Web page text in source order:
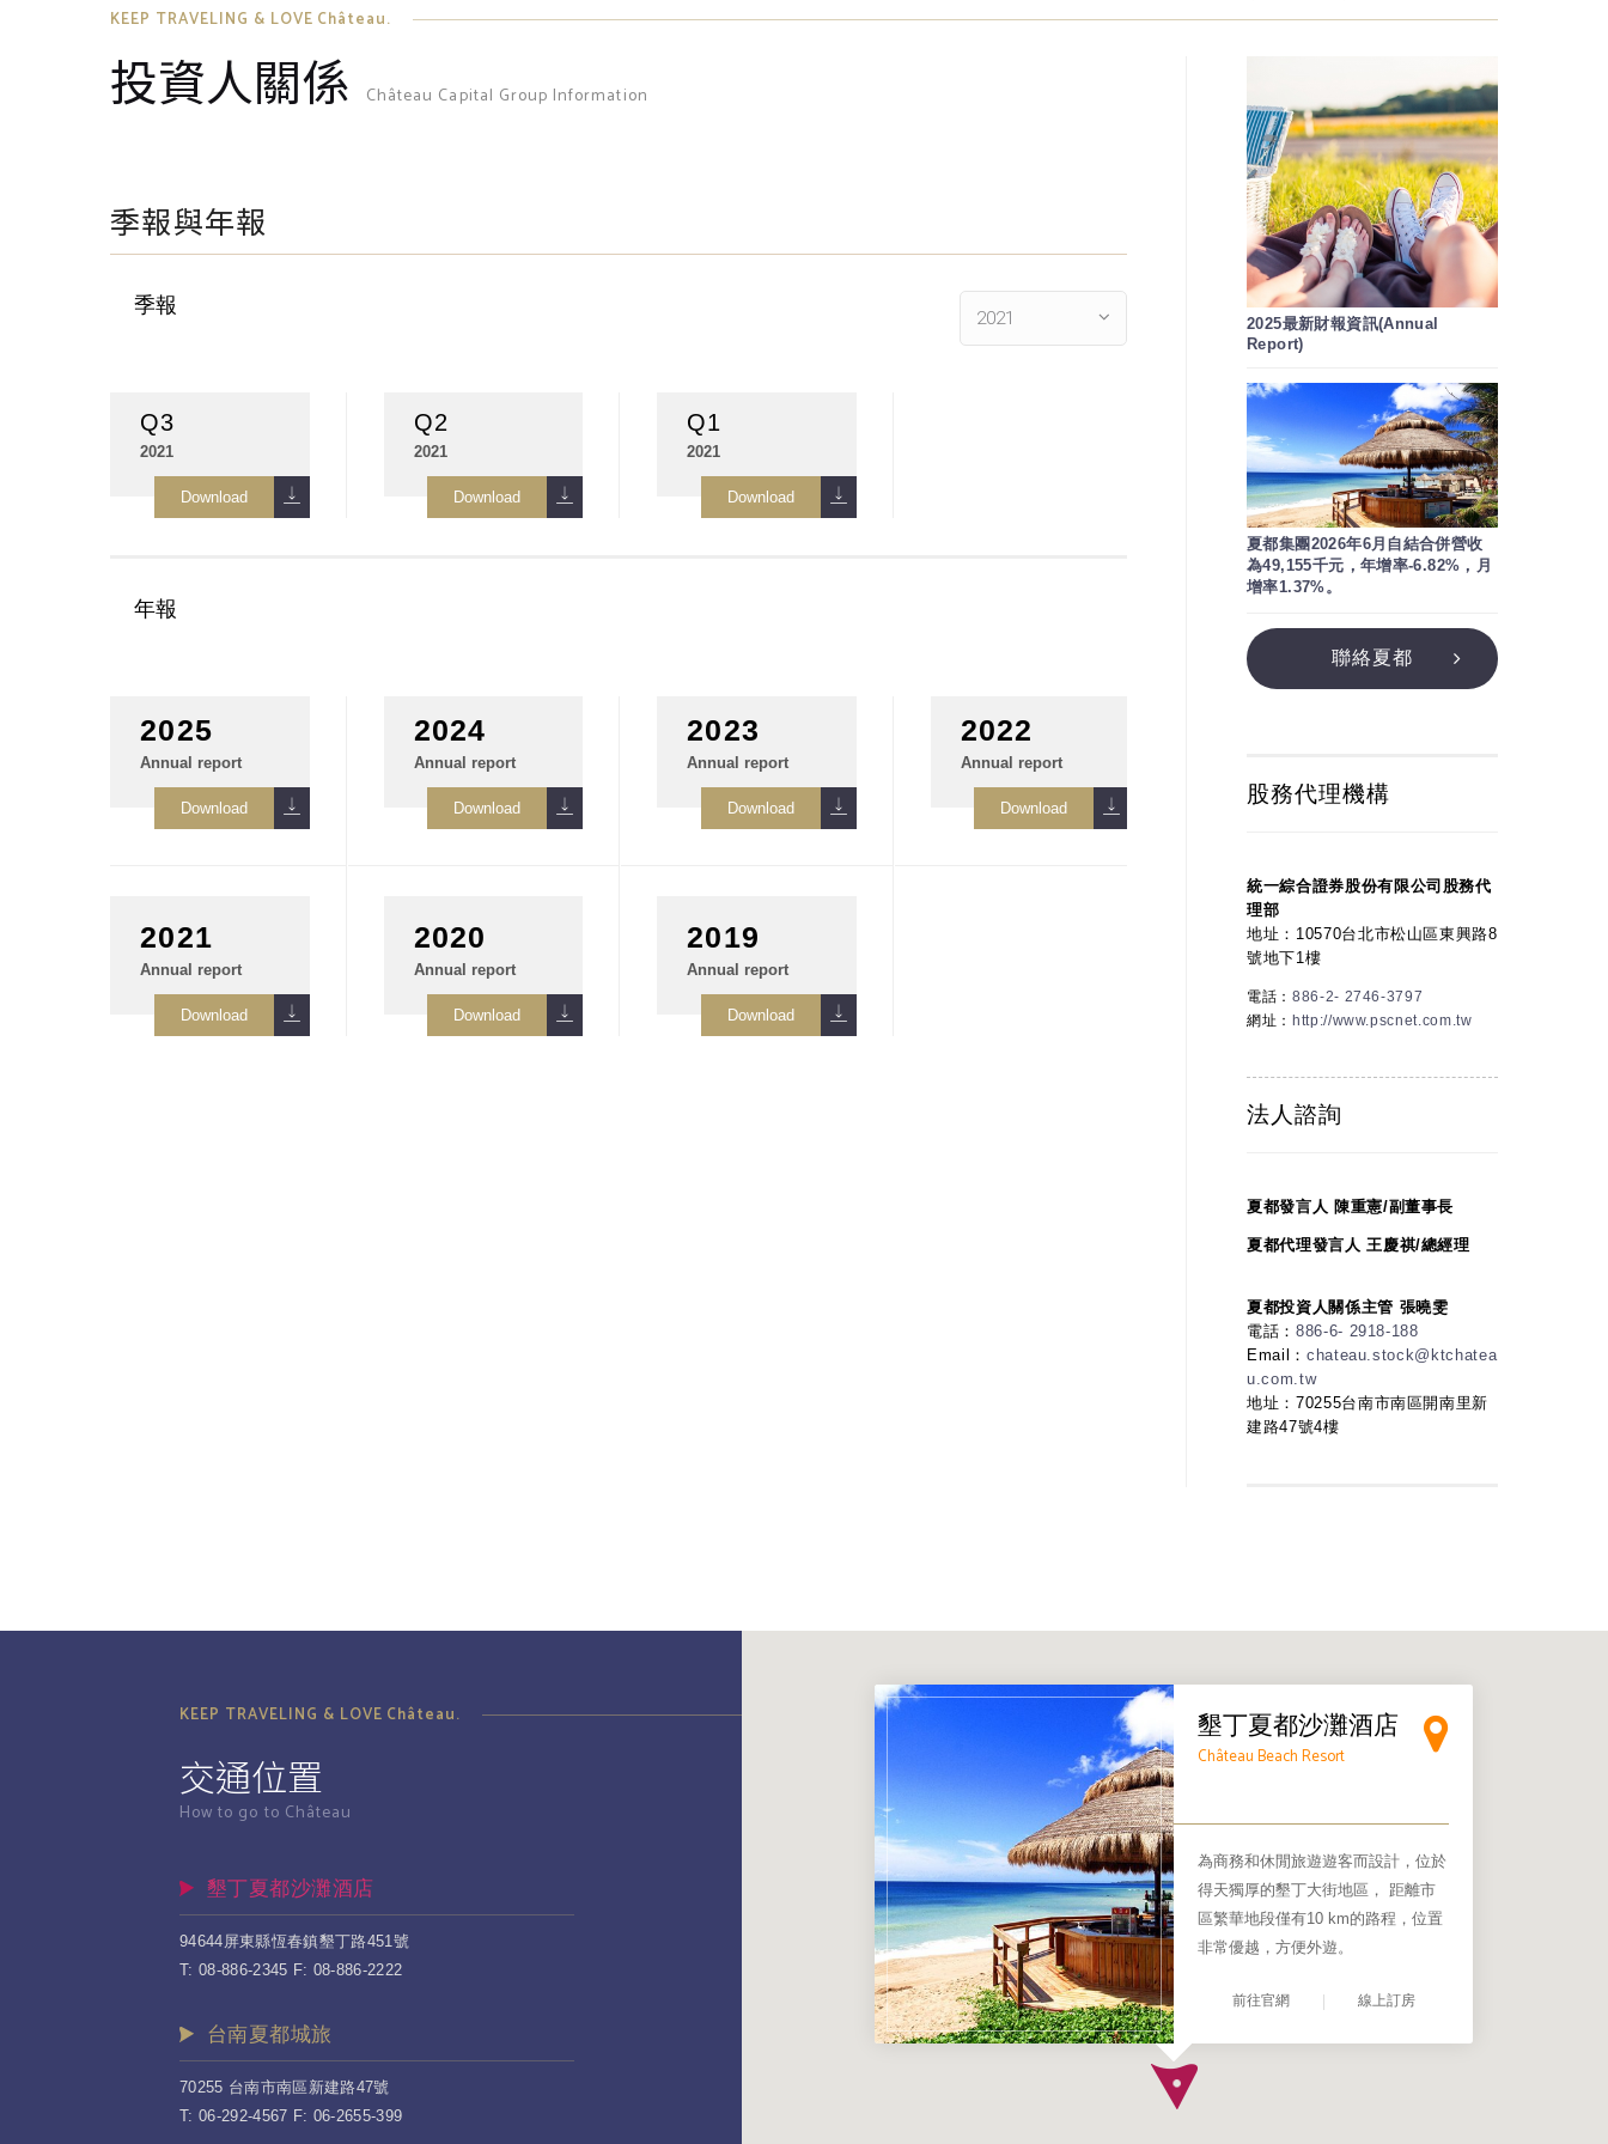
KEEP TRAVELING & LOVE Château.
投資人關係 Château Capital Group Information
季報與年報
2021
季報
Q3
2021
Q2
2021
Q1
2021
年報
2025
Annual report
2024
Annual report
2023
Annual report
2022
Annual report
2021
Annual report
2020
Annual report
2019
Annual report
2025最新財報資訊(Annual
Report)
夏都集團2026年6月自結合併營收
為49,155千元，年增率-6.82%，月
增率1.37%。
聯絡夏都
股務代理機構
統一綜合證券股份有限公司股務代
理部
地址：10570台北市松山區東興路8
號地下1樓
電話： 886-2- 2746-3797
網址： http://www.pscnet.com.tw
法人諮詢
夏都發言人 陳重憲/副董事長
夏都代理發言人 王慶祺/總經理
夏都投資人關係主管 張曉雯
電話： 886-6- 2918-188
Email： chateau.stock@ktchatea
u.com.tw
地址：70255台南市南區開南里新
建路47號4樓
KEEP TRAVELING & LOVE Château.
交通位置
How to go to Château
墾丁夏都沙灘酒店
94644屏東縣恆春鎮墾丁路451號
T: 08-886-2345 F: 08-886-2222
台南夏都城旅
70255 台南市南區新建路47號
T: 06-292-4567 F: 06-2655-399
×
墾丁夏都沙灘酒店
Château Beach Resort
為商務和休閒旅遊遊客而設計，位於
得天獨厚的墾丁大街地區， 距離市
區繁華地段僅有10 km的路程，位置
非常優越，方便外遊。
前往官網 線上訂房